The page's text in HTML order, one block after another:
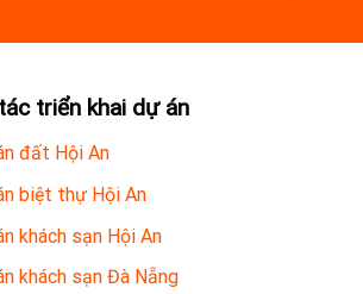
triển khai dự án
đất Hội An
biệt thự Hội An
khách sạn Hội An
khách sạn Đà Nẵng